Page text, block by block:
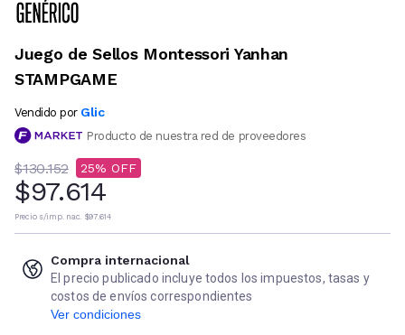
Juego de Sellos Montessori Yanhan
STAMPGAME
Vendido por Glic
Producto de nuestra red de proveedores
$130.152 25
$97.614
Precio s/imp. nac. $97.614
Compra internacional
El precio publicado incluye todos los impuestos, tasas y
costos de envíos correspondientes
Ver condiciones